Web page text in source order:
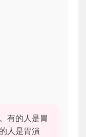
有的人是胃
人是胃潰